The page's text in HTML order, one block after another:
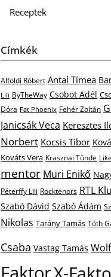
Receptek
Címkék
Alföldi Róbert Antal Tímea
Lili ByTheWay Csobot Adél
Dóra Fat Phoenix Fehér Zoltán
Janicsák Veca Keresztes
Norbert Kocsis Tibor
Kováts Vera Krasznai Tünde Like
mentor Muri Enikő
Péterffy Lili Rocktenors RTL
Szabó Dávid Szabó Ádám
Nikolas Tarány Tamás Tóth
Csaba Vastag Tamás